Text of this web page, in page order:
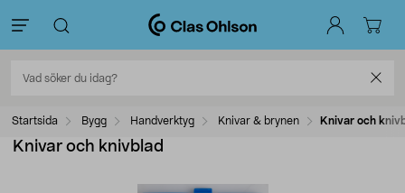
Startsida Bygg Handverktyg Knivar & brynen Knivar och
Knivar och knivblad